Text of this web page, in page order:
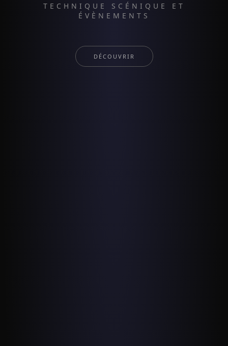
TECHNIQUE SCÉNIQUE ET
ÉVÈNEMENTS
DÉCOUVRIR